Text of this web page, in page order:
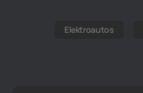
Elektroautos